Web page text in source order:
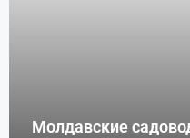
Молдавские